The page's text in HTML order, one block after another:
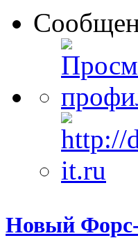
Новый